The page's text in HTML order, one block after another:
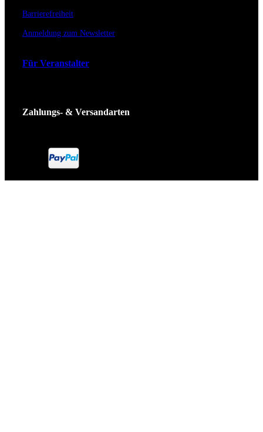
Barrierefreiheit
Anmeldung zum Newsletter
Für Veranstalter
Zahlungs- & Versandarten